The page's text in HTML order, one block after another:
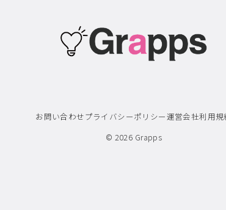
お問い合わせプライバシーポリシー運営会社利用規
© 2026 Grapps